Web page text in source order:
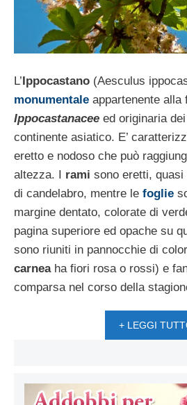
L’Ippocastano (Aesculus
monumentale appartenente alla
Ippocastanacee ed originaria
continente asiatico. E’
eretto e nodoso che può
altezza. I rami sono eretti,
di candelabro, mentre le foglie
margine dentato, colorate di
pagina superiore ed opache su
sono riuniti in pannocchie di
carneaha fiori rosa o rossi) e
comparsa nel corso della
+ LEGGI